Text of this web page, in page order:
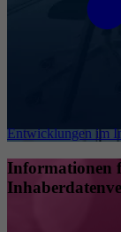
Entwicklungen im
Informationen